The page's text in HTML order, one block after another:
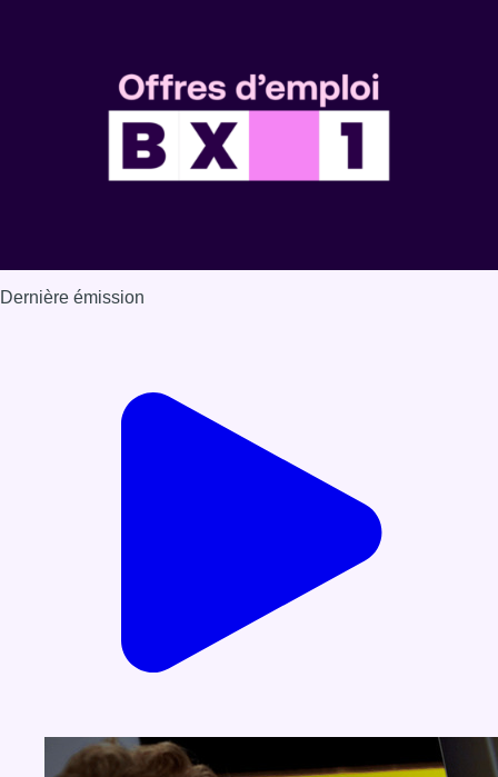
Dernière émission